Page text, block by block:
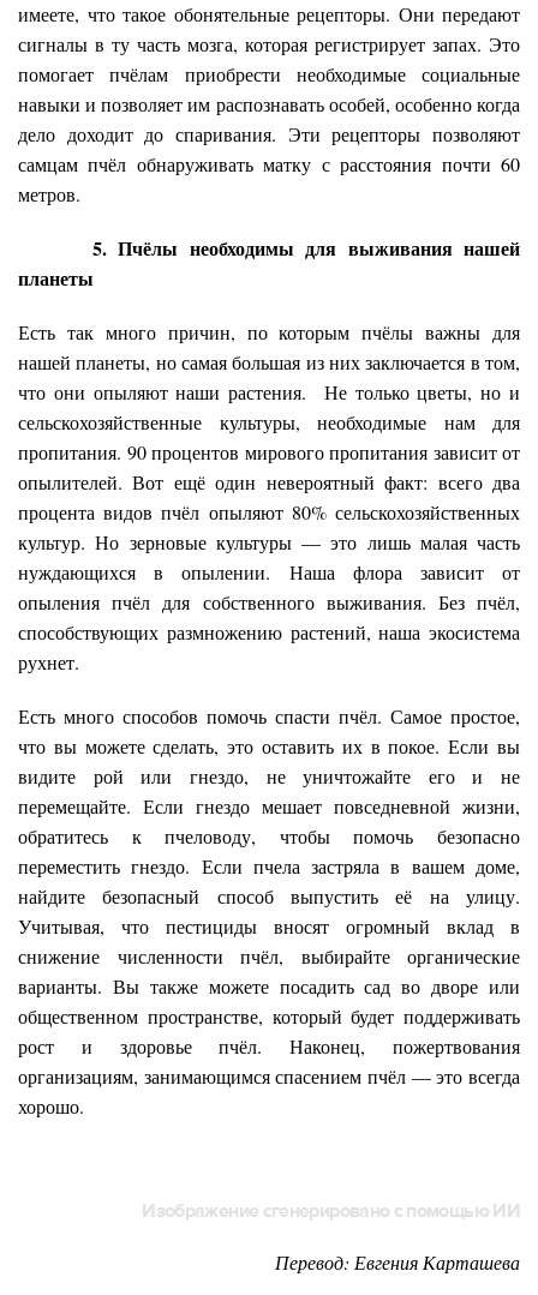
имеете, что такое обонятельные рецепторы. Они передают
сигналы в ту часть мозга, которая регистрирует запах. Это
помогает пчёлам приобрести необходимые социальные
навыки и позволяет им распознавать особей, особенно когда
дело доходит до спаривания. Эти рецепторы позволяют
самцам пчёл обнаруживать матку с расстояния почти 60
метров.
5. Пчёлы необходимы для выживания нашей
планеты
Есть так много причин, по которым пчёлы важны для
нашей планеты, но самая большая из них заключается в том,
что они опыляют наши растения. Не только цветы, но и
сельскохозяйственные культуры, необходимые нам для
пропитания. 90 процентов мирового пропитания зависит от
опылителей. Вот ещё один невероятный факт: всего два
процента видов пчёл опыляют 80% сельскохозяйственных
культур. Но зерновые культуры — это лишь малая часть
нуждающихся в опылении. Наша флора зависит от
опыления пчёл для собственного выживания. Без пчёл,
способствующих размножению растений, наша экосистема
рухнет.
Есть много способов помочь спасти пчёл. Самое простое,
что вы можете сделать, это оставить их в покое. Если вы
видите рой или гнездо, не уничтожайте его и не
перемещайте. Если гнездо мешает повседневной жизни,
обратитесь к пчеловоду, чтобы помочь безопасно
переместить гнездо. Если пчела застряла в вашем доме,
найдите безопасный способ выпустить её на улицу.
Учитывая, что пестициды вносят огромный вклад в
снижение численности пчёл, выбирайте органические
варианты. Вы также можете посадить сад во дворе или
общественном пространстве, который будет поддерживать
рост и здоровье пчёл. Наконец, пожертвования
организациям, занимающимся спасением пчёл — это всегда
хорошо.
Изображение сгенерировано с помощью ИИ
Перевод: Евгения Карташева